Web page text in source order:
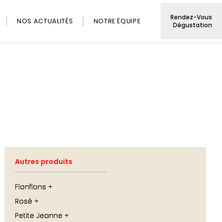
NOS ACTUALITÉS NOTRE ÉQUIPE
Rendez-Vous
Dégustation
Autres produits
Flonflons
Rosé
Petite Jeanne